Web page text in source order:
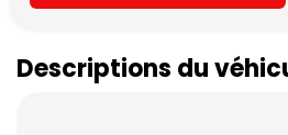
Descriptions du